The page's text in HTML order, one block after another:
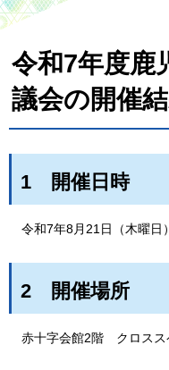
令和7年度鹿
議会の開催
1 開催日時
令和7年8月21日（木曜日
2 開催場所
赤十字会館2階 クロス